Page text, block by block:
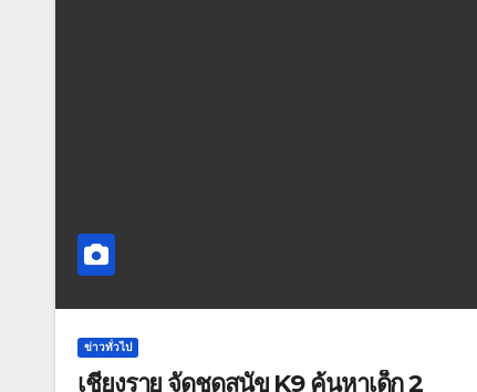
ข่าวทั่วไป
เชียงราย จัดชุดสุนัข K9 ค้นหาเด็ก 2